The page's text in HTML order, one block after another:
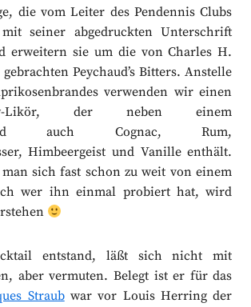
die vom Leiter des Pendennis Clubs
seiner abgedruckten Unterschrift
erweitern sie um die von Charles H.
Peychaud’s Bitters. Anstelle
verwenden wir einen
Likör, der neben einem
auch Cognac, Rum,
Himbeergeist und Vanille enthält.
sich fast schon zu weit von einem
wer ihn einmal probiert hat, wird
entstand, läßt sich nicht mit
aber vermuten. Belegt ist er für das
Straubwar vor Louis Herring der